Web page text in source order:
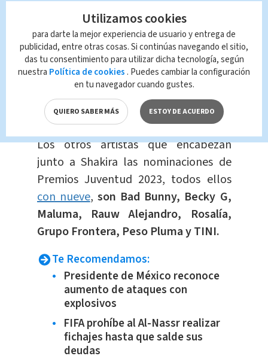
Este reconocimiento en el pasado
sido otorgado a artistas como
Maluma, Daddy Yankee, J Balvin,
Kany Garcia, Jenni Rivera Foundation,
Ricky Martin, Becky G, Pitbull y Wisin y
Yandel.
Los otros artistas que encabezan
junto a Shakira las nominaciones de
Premios Juventud 2023, todos ellos
con nueve, son Bad Bunny, Becky G,
Maluma, Rauw Alejandro, Rosalía,
Grupo Frontera, Peso Pluma y TINI.
Te Recomendamos:
Presidente de México reconoce
aumento de ataques con
explosivos
FIFA prohíbe al Al-Nassr realizar
fichajes hasta que salde sus
deudas
Utilizamos cookies
para darte la mejor experiencia de usuario y entrega de
publicidad, entre otras cosas. Si continúas navegando el sitio,
das tu consentimiento para utilizar dicha tecnología, según
nuestra Política de cookies . Puedes cambiar la configuración
en tu navegador cuando gustes.
QUIERO SABER MÁS ESTOY DE ACUERDO